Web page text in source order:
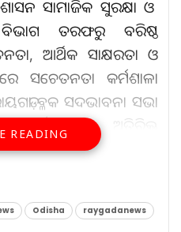
ସାମାଜିକ ସୁରକ୍ଷା ଓ
ବିଭାଗ ତରଫରୁ ବରିଷ୍ଠ
ଆର୍ଥିକ ସାକ୍ଷରତା ଓ
ସଚେତନତା କର୍ମଶାଳା
ବ୍ଳକ ସଦଭାବନା ସଭା
ଅତିରିକ୍ତ
ନାଏକ ମୁଖ୍ୟ ଅତିଥି ରୂପେ
ସଂଘ ର ସଭାପତି ଶ୍ରୀ
READING
Odisha raygadanews